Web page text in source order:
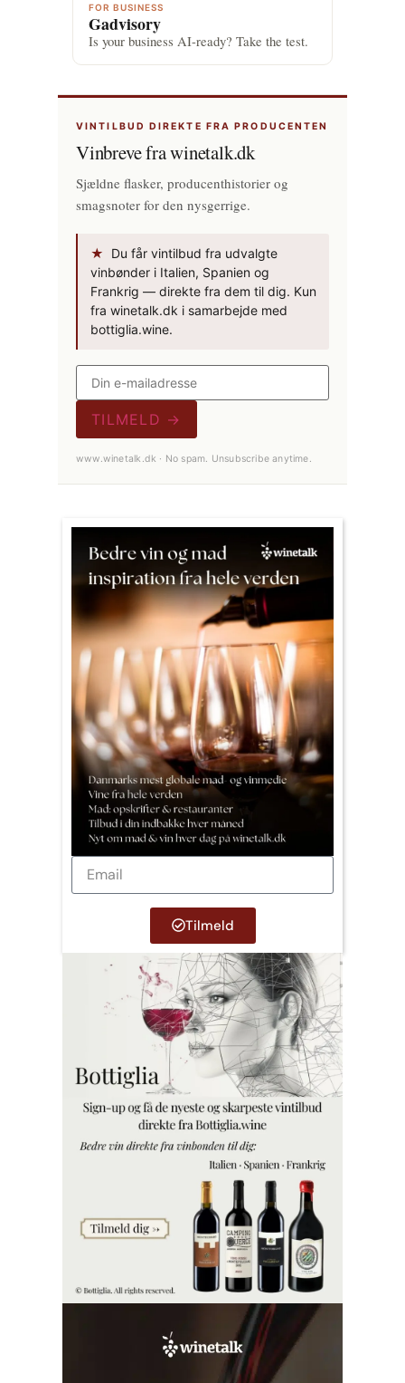
FOR BUSINESS
Gadvisory
Is your business AI-ready? Take the test.
VINTILBUD DIREKTE FRA PRODUCENTEN
Vinbreve fra winetalk.dk
Sjældne flasker, producenthistorier og
smagsnoter for den nysgerrige.
★
Du får vintilbud fra udvalgte
vinbønder i Italien, Spanien og
Frankrig — direkte fra dem til dig. Kun
fra winetalk.dk i samarbejde med
bottiglia.wine.
TILMELD →
www.winetalk.dk · No spam. Unsubscribe anytime.
Tilmeld